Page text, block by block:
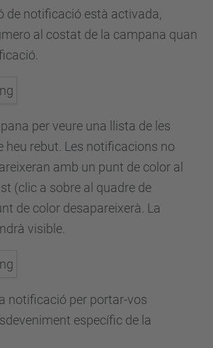
de notificació està activada,
al costat de la campana quan
per veure una llista de les
rebut. Les notificacions no
amb un punt de color al
(clic a sobre al quadre de
de color desapareixerà. La
visible.
notificació per portar-vos
específic de la